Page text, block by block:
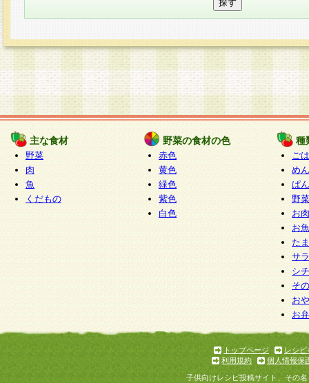
主な食材
野菜
肉
魚
くだもの
野菜の食材の色
赤色
黄色
緑色
紫色
白色
種
ご
めん
ぱん
野
お
お
た
サ
シ
そ
お
お
トップページ
レシピ
利用規約
個人情報保
子供向けレシピ投稿サイト、その